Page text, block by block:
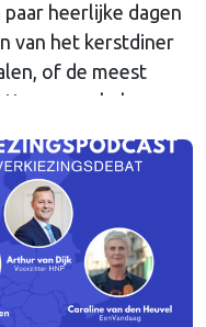
heerlijke dagen
van het kerstdiner
of de meest
we enkele